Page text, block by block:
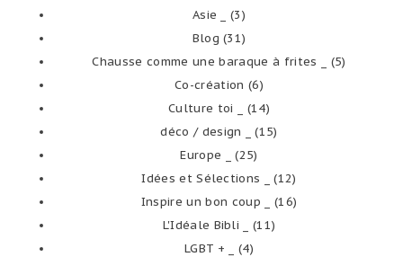
Asie _
(3)
Blog (31)
Chausse comme une baraque à frites _
(5)
Co-création (6)
Culture toi _
(14)
déco / design _
(15)
Europe _
(25)
Idées et Sélections _
(12)
Inspire un bon coup _
(16)
L'Idéale Bibli _
(11)
LGBT + _
(4)